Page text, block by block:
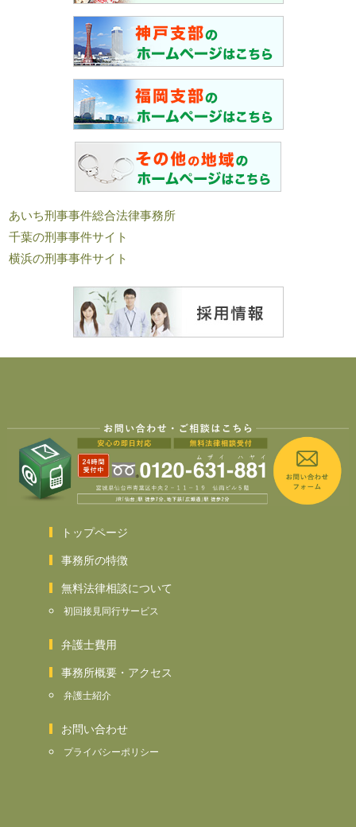
あいち刑事事件総合法律事務所
千葉の刑事事件サイト
横浜の刑事事件サイト
トップページ
事務所の特徴
無料法律相談について
初回接見同行サービス
弁護士費用
事務所概要・アクセス
弁護士紹介
お問い合わせ
プライバシーポリシー